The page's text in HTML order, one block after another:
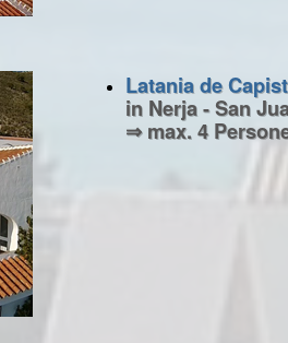
Latania de
in Nerja - San
⇒ max. 4